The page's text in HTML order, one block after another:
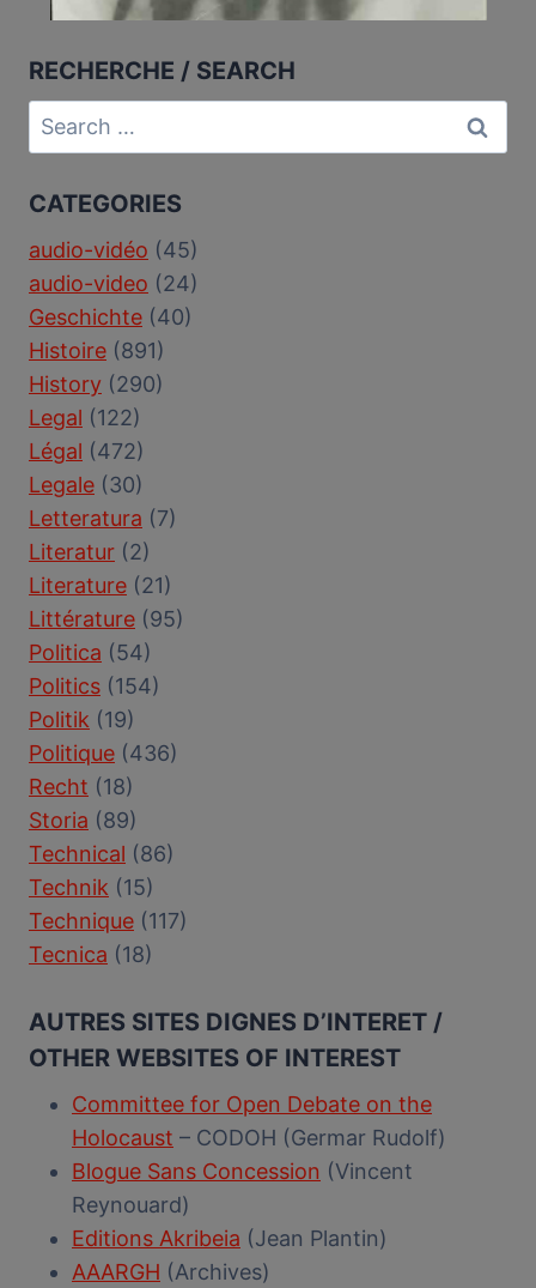
RECHERCHE / SEARCH
Search
for:
CATEGORIES
audio-vidéo (45)
audio-video (24)
Geschichte (40)
Histoire (891)
History (290)
Legal (122)
Légal (472)
Legale (30)
Letteratura (7)
Literatur (2)
Literature (21)
Littérature (95)
Politica (54)
Politics (154)
Politik (19)
Politique (436)
Recht (18)
Storia (89)
Technical (86)
Technik (15)
Technique (117)
Tecnica (18)
AUTRES SITES DIGNES D’INTERET /
OTHER WEBSITES OF INTEREST
Committee for Open Debate on the
Holocaust – CODOH (Germar Rudolf)
Blogue Sans Concession (Vincent
Reynouard)
Editions Akribeia (Jean Plantin)
AAARGH (Archives)